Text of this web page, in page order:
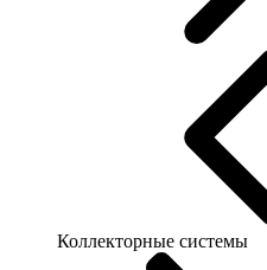
Коллекторные системы